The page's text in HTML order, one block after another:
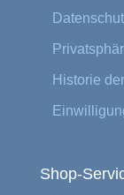
Historie
Shop-